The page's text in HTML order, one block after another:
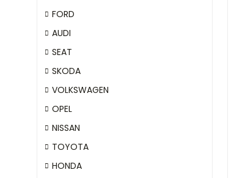
FORD
AUDI
SEAT
SKODA
VOLKSWAGEN
OPEL
NISSAN
TOYOTA
HONDA